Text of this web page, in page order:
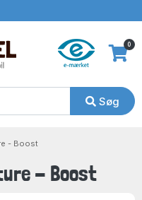
Søg
0
- Boost
- Boost